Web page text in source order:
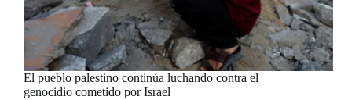
El pueblo palestino continúa luchando contra el
genocidio cometido por Israel